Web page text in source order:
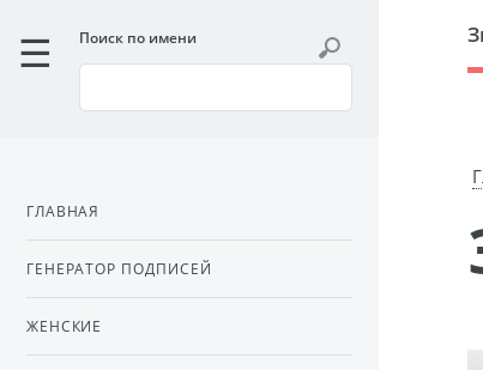
Поиск по имени
ГЛАВНАЯ
ГЕНЕРАТОР ПОДПИСЕЙ
ЖЕНСКИЕ